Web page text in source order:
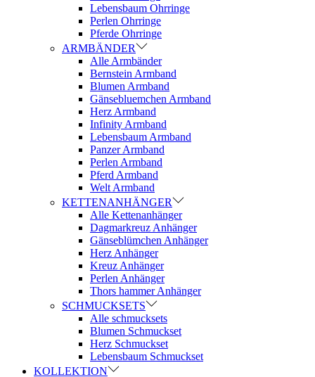
Lebensbaum Ohrringe
Perlen Ohrringe
Pferde Ohrringe
ARMBÄNDER
Alle Armbänder
Bernstein Armband
Blumen Armband
Gänsebluemchen Armband
Herz Armband
Infinity Armband
Lebensbaum Armband
Panzer Armband
Perlen Armband
Pferd Armband
Welt Armband
KETTENANHÄNGER
Alle Kettenanhänger
Dagmarkreuz Anhänger
Gänseblümchen Anhänger
Herz Anhänger
Kreuz Anhänger
Perlen Anhänger
Thors hammer Anhänger
SCHMUCKSETS
Alle schmucksets
Blumen Schmuckset
Herz Schmuckset
Lebensbaum Schmuckset
KOLLEKTION